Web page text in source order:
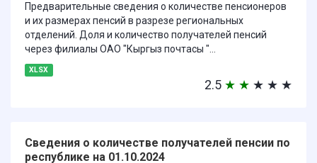
Предварительные сведения о количестве пенсионеров
и их размерах пенсий в разрезе региональных
отделений. Доля и количество получателей пенсий
через филиалы ОАО "Кыргыз почтасы "...
XLSX
2.5 ★ ★ ★ ★ ★
Сведения о количестве получателей пенсии по
республике на 01.10.2024